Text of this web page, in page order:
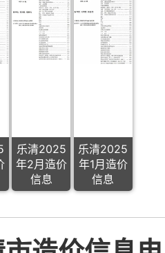
乐清2025
年2月造价
信息
乐清2025
年1月造价
信息